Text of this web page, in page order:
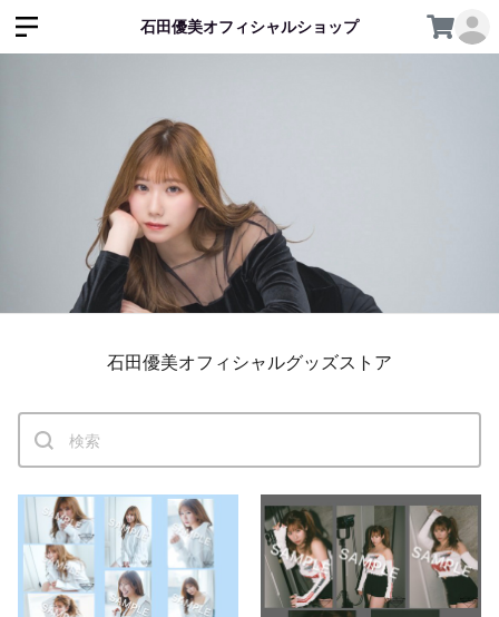
石田優美オフィシャルショップ
石田優美オフィシャルグッズストア